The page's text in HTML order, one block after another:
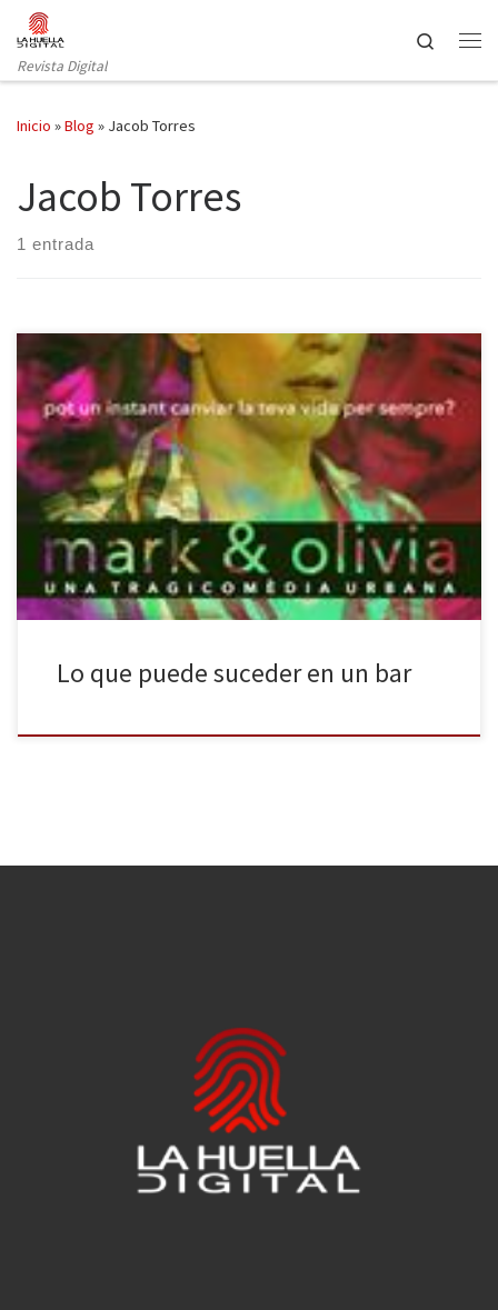
Saltar al contenido
Revista Digital
Search
Inicio »Blog » Jacob Torres
Jacob Torres
1 entrada
El Teatre Romea apuesta desde hace un tiempo por incluir una
sección off en su programación. La oferta de dicha sección son
espectáculos de pequeño formato, en un horario más tarde del
habitual, y para un número reducido de espectadores por
función, ya que no se lleva a cabo en […]
Lo que puede suceder en un bar